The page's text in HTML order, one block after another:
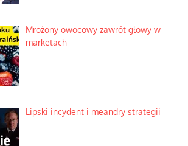
Mrożony owocowy zawrót głowy w
marketach
Lipski incydent i meandry strategii